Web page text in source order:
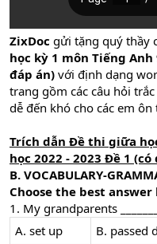
ZixDoc gửi tặng quý thầy
học kỳ 1 môn Tiếng Anh
đáp án) với định dạng
trang gồm các câu hỏi
dễ đến khó cho các em
Trích dẫn Đề thi giữa
học 2022 - 2023 Đề 1 (có
B. VOCABULARY-
Choose the best
1. My grandparents
A. set up
B. passed